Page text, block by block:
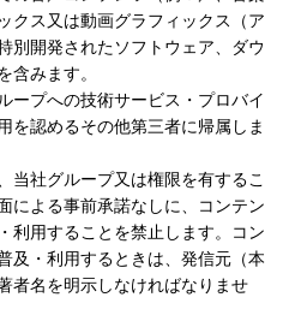
クス又は動画グラフィックス（ア
別開発されたソフトウェア、ダウ
含みます。
ープへの技術サービス・プロバイ
を認めるその他第三者に帰属しま
当社グループ又は権限を有するこ
による事前承諾なしに、コンテン
利用することを禁止します。コン
及・利用するときは、発信元（本
者名を明示しなければなりませ